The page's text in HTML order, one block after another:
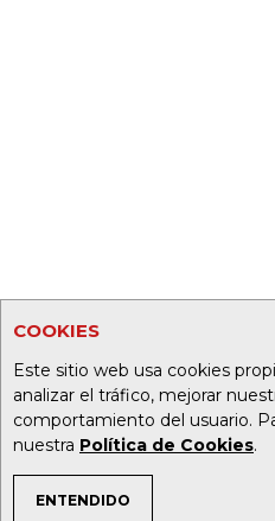
COOKIES
Este sitio web usa cookies
analizar el tráfico, mejorar
comportamiento del usuario.
nuestra Política de Cookies.
ENTENDIDO